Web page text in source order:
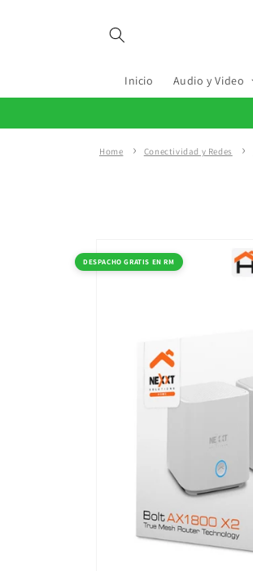
Inicio Audio y Video
Home Conectividad y Redes
a la
información
DESPACHO GRATIS EN RM